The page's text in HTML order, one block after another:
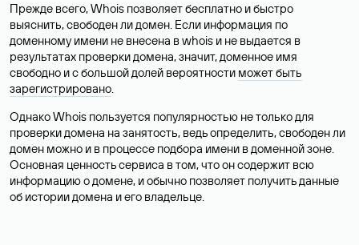
Прежде всего, Whois позволяет бесплатно и быстро
выяснить, свободен ли домен. Если информация по
доменному имени не внесена в whois и не выдается в
результатах проверки домена, значит, доменное имя
свободно и с большой долей вероятности может быть
зарегистрировано.
Однако Whois пользуется популярностью не только для
проверки домена на занятость, ведь определить, свободен ли
домен можно и в процессе подбора имени в доменной зоне.
Основная ценность сервиса в том, что он содержит всю
информацию о домене, и обычно позволяет получить данные
об истории домена и его владельце.